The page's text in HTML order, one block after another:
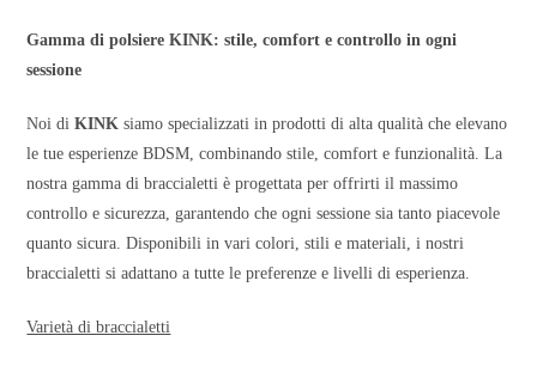
Gamma di polsiere KINK: stile, comfort e controllo in ogni
sessione
Noi diKINK siamo specializzati in prodotti di alta qualità che elevano
le tue esperienze BDSM, combinando stile, comfort e funzionalità. La
nostra gamma di braccialetti è progettata per offrirti il massimo
controllo e sicurezza, garantendo che ogni sessione sia tanto piacevole
quanto sicura. Disponibili in vari colori, stili e materiali, i nostri
braccialetti si adattano a tutte le preferenze e livelli di esperienza.
Varietà di braccialetti